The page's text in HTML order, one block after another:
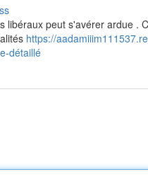
libéraux peut s'avérer ardue .
https://
détaillé